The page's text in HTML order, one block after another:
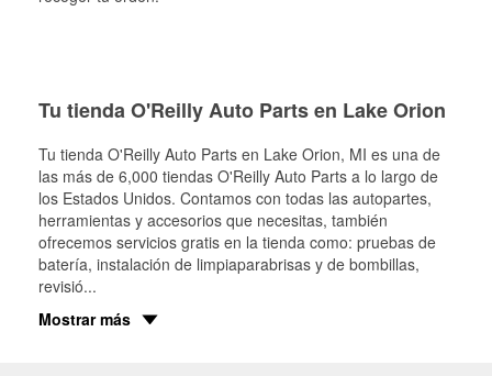
Tu tienda O'Reilly Auto Parts en Lake Orion
Tu tienda O'Reilly Auto Parts en Lake Orion, MI es una de
las más de 6,000 tiendas O'Reilly Auto Parts a lo largo de
los Estados Unidos. Contamos con todas las autopartes,
herramientas y accesorios que necesitas, también
ofrecemos servicios gratis en la tienda como: pruebas de
batería, instalación de limpiaparabrisas y de bombillas,
revisió...
Mostrar más